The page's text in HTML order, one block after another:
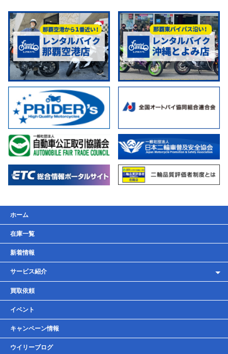
ホーム
在庫一覧
新着情報
サービス紹介
レンタルバイク
車検・点検・整備
貸しガレージ
買取依頼
イベント
キャンペーン情報
ウイリーブログ